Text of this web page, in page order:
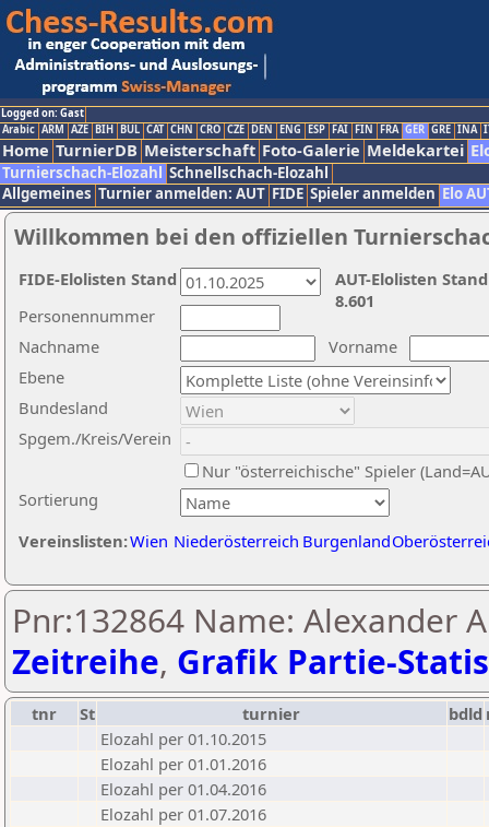
Logged on: Gast
Arabic ARM AZE BIH BUL CAT CHN CRO CZE DEN ENG ESP FAI FIN FRA GER GRE INA
Home TurnierDB Meisterschaft Foto-Galerie Meldekartei
Turnierschach-Elozahl Schnellschach-Elozahl
Allgemeines Turnier anmelden: AUT FIDE Spieler anmelden Elo
Willkommen bei den offiziellen
Nachname
Vorname
Ebene
Sortierung
Personennummer
Bundesland
Spgem./Kreis/Verein
Nur "österreichische" Spieler
Vereinslisten:Wien Niederösterreich Burgenland
AUT-Elolisten
8.601
FIDE-Elolisten Stand
Pnr:132864 Name: Alexander
Zeitreihe, Grafik Partie-
tnr St turnier bdld
Elozahl per 01.10.2015
Elozahl per 01.01.2016
Elozahl per 01.04.2016
Elozahl per 01.07.2016